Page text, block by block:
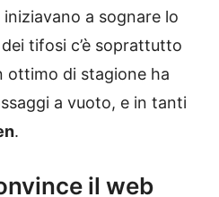
iniziavano a sognare lo
tifosi c’è soprattutto
ottimo di stagione ha
a vuoto, e in tanti
.
il web